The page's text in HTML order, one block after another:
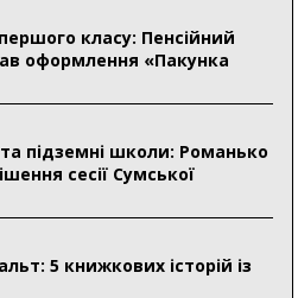
класу: Пенсійний
оформлення «Пакунка
підземні школи: Романько
сесії Сумської
5 книжкових історій із